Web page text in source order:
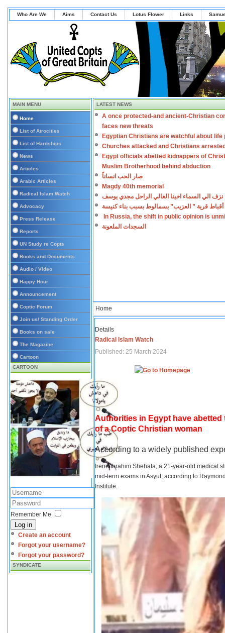
Who Are We Aims Contact Us Lotus Flower Links
MAIN MENU
Home
List of Atrocities
List of Hardships
News
Articles
Arabic Articles
Radical Islam Watch
Advocacy
Press Release
Reports
UN Study re Copts
Books and Documents
Audio / Video
Happy Hour
Announcement
Coptic Forum
Join us/ Standing Order
Books on sale
The Magazine
Cartoon
CARTOON
Remember Me
Log in
Create an account
Forgot your username?
Forgot your password?
SYNDICATE
LATEST NEWS
A once protected-and ancient-Christian
faces new threats
Egyptian Christians are watchful about life
Churches attacked and Christians
Egypt officials abetted kidnappers of
Muslim Brotherhood behind abduction
صار الحب انساناً
Magdy 40th memorial
نزف الي السماء اخينا الغالي الراحل مجدي يوسف
أقباط قرية ” العزيب” بسمالوط بسبب بناء كنيسة
In Russia, the shift in public opinion is
السجدات الملعونة
Home
Details
Radical Islam Watch
Published: 25 March 2024
Authorities in Egypt have
of a Coptic Christian woman
According to a widely published
Irene Ibrahim Shehata, a 21-year-old medical
mid-term exams in Asyut, according to
Institute.